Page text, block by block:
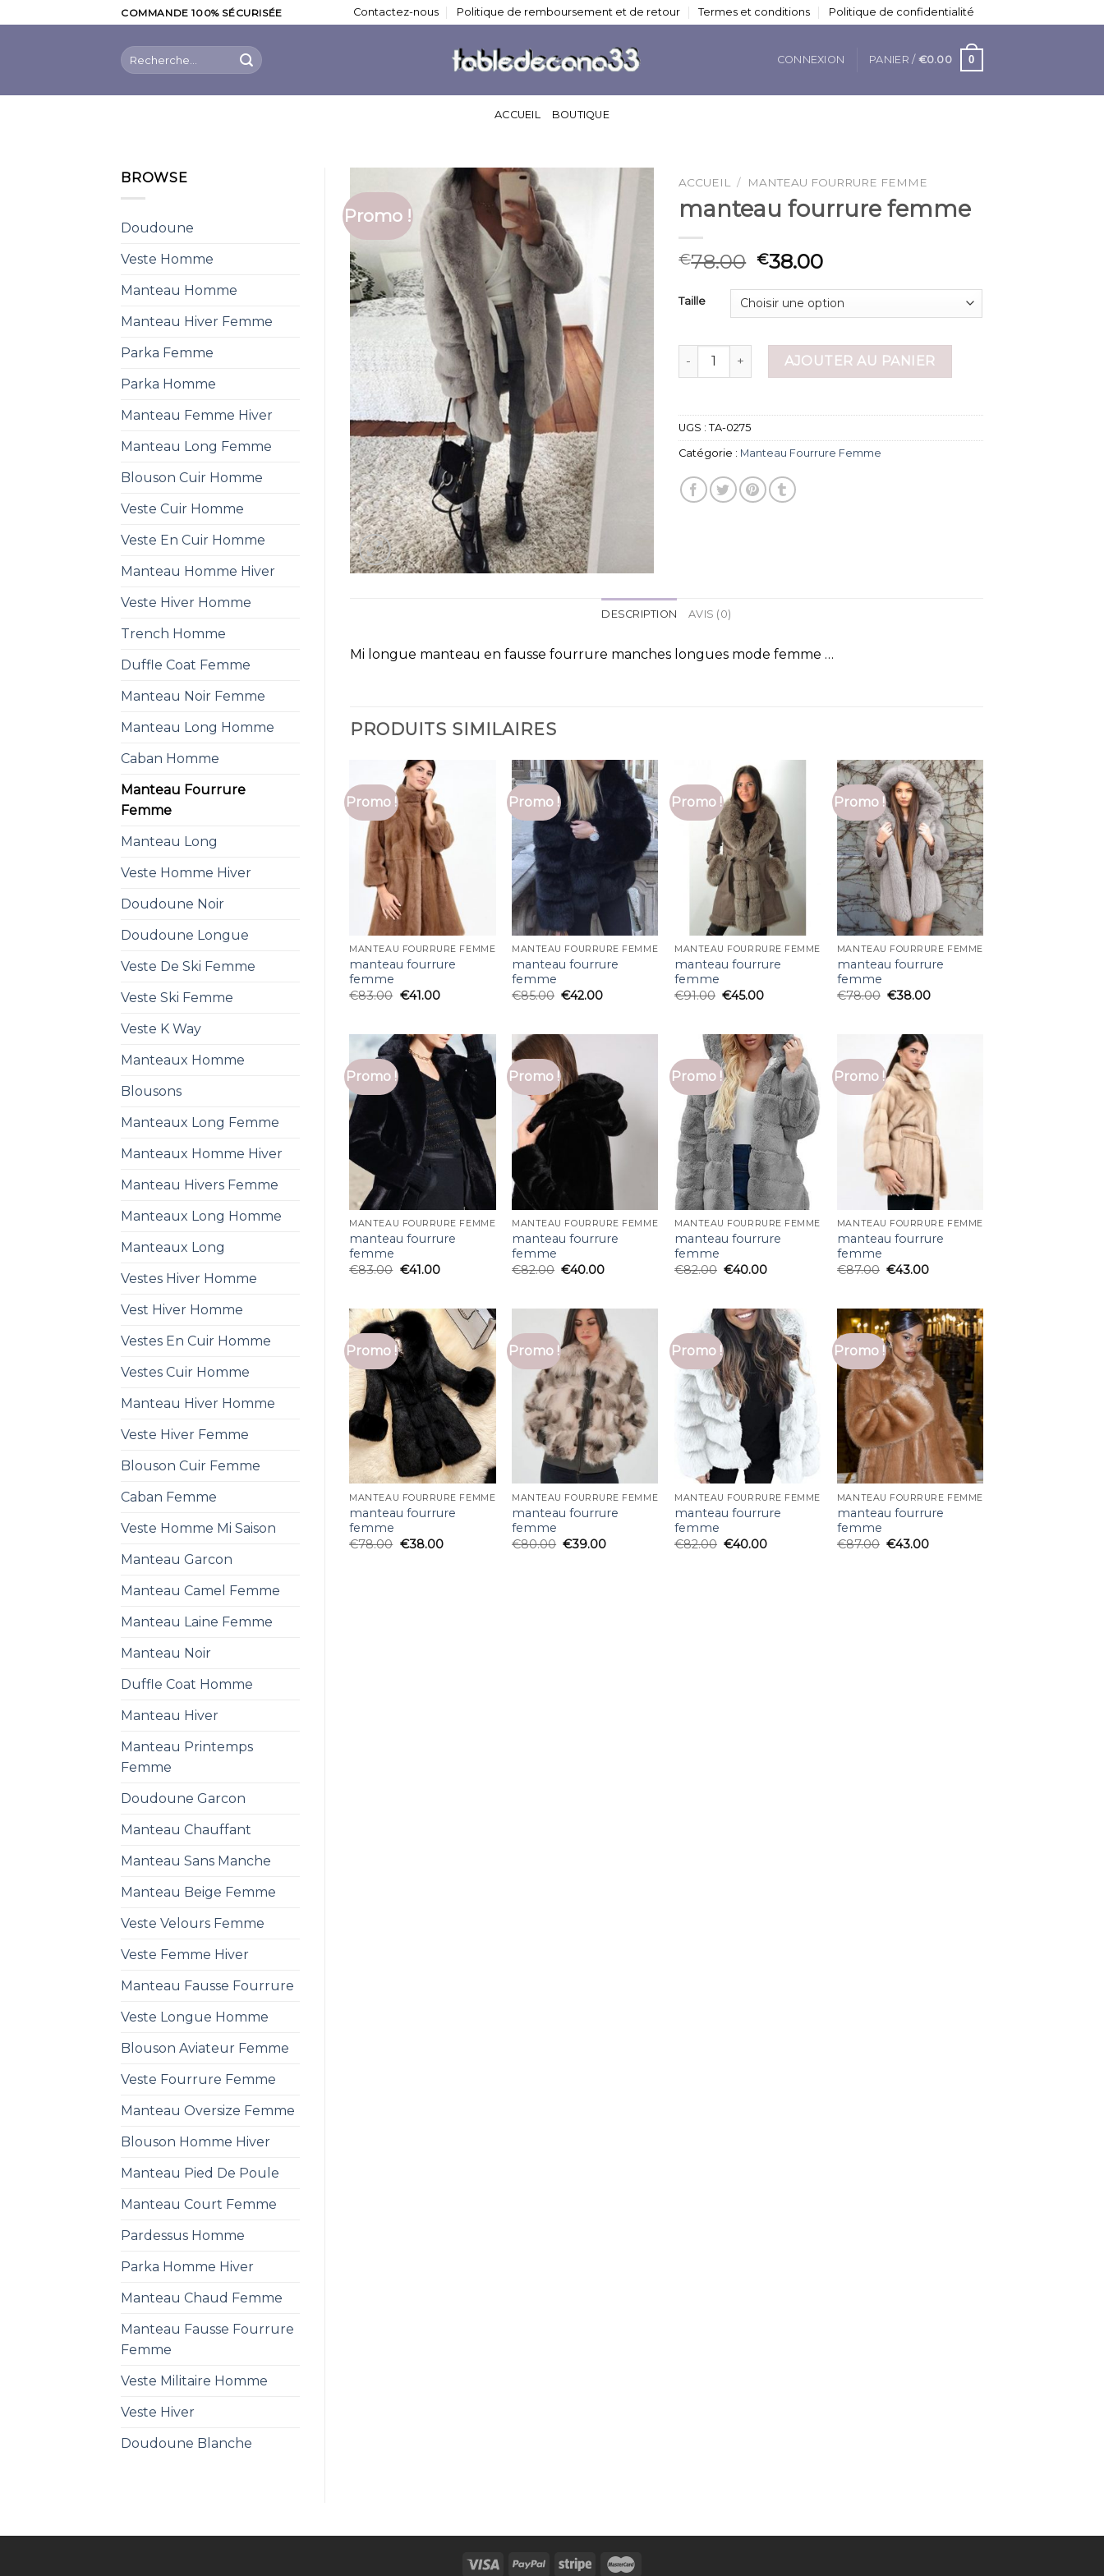
to
COMMANDE 100% SÉCURISÉE Contactez-nous Politique de remboursement et de retour Termes et conditions Politique de confidentialité
Recherche
pour :
CONNEXION PANIER / €0.00 0
ACCUEIL BOUTIQUE
BROWSE
Doudoune
Veste Homme
Manteau Homme
Manteau Hiver Femme
Parka Femme
Parka Homme
Manteau Femme Hiver
Manteau Long Femme
Blouson Cuir Homme
Veste Cuir Homme
Veste En Cuir Homme
Manteau Homme Hiver
Veste Hiver Homme
Trench Homme
Duffle Coat Femme
Manteau Noir Femme
Manteau Long Homme
Caban Homme
Manteau Fourrure
Femme
Manteau Long
Veste Homme Hiver
Doudoune Noir
Doudoune Longue
Veste De Ski Femme
Veste Ski Femme
Veste K Way
Manteaux Homme
Blousons
Manteaux Long Femme
Manteaux Homme Hiver
Manteau Hivers Femme
Manteaux Long Homme
Manteaux Long
Vestes Hiver Homme
Vest Hiver Homme
Vestes En Cuir Homme
Vestes Cuir Homme
Manteau Hiver Homme
Veste Hiver Femme
Blouson Cuir Femme
Caban Femme
Veste Homme Mi Saison
Manteau Garcon
Manteau Camel Femme
Manteau Laine Femme
Manteau Noir
Duffle Coat Homme
Manteau Hiver
Manteau Printemps
Femme
Doudoune Garcon
Manteau Chauffant
Manteau Sans Manche
Manteau Beige Femme
Veste Velours Femme
Veste Femme Hiver
Manteau Fausse Fourrure
Veste Longue Homme
Blouson Aviateur Femme
Veste Fourrure Femme
Manteau Oversize Femme
Blouson Homme Hiver
Manteau Pied De Poule
Manteau Court Femme
Pardessus Homme
Parka Homme Hiver
Manteau Chaud Femme
Manteau Fausse Fourrure
Femme
Veste Militaire Homme
Veste Hiver
Doudoune Blanche
Promo !
ACCUEIL / MANTEAU FOURRURE FEMME
manteau fourrure femme
€78.00 €38.00
Taille
quantité de manteau fourrure femme
AJOUTER AU PANIER
UGS :TA-0275
Catégorie : Manteau Fourrure Femme
DESCRIPTION AVIS (0)
Mi longue manteau en fausse fourrure manches longues mode femme …
PRODUITS SIMILAIRES
Promo !
MANTEAU FOURRURE FEMME
manteau fourrure
femme
€83.00 €41.00
Promo !
MANTEAU FOURRURE FEMME
manteau fourrure
femme
€85.00 €42.00
Promo !
MANTEAU FOURRURE FEMME
manteau fourrure
femme
€91.00 €45.00
Promo !
MANTEAU FOURRURE FEMME
manteau fourrure
femme
€78.00 €38.00
Promo !
MANTEAU FOURRURE FEMME
manteau fourrure
femme
€83.00 €41.00
Promo !
MANTEAU FOURRURE FEMME
manteau fourrure
femme
€82.00 €40.00
Promo !
MANTEAU FOURRURE FEMME
manteau fourrure
femme
€82.00 €40.00
Promo !
MANTEAU FOURRURE FEMME
manteau fourrure
femme
€87.00 €43.00
Promo !
MANTEAU FOURRURE FEMME
manteau fourrure
femme
€78.00 €38.00
Promo !
MANTEAU FOURRURE FEMME
manteau fourrure
femme
€80.00 €39.00
Promo !
MANTEAU FOURRURE FEMME
manteau fourrure
femme
€82.00 €40.00
Promo !
MANTEAU FOURRURE FEMME
manteau fourrure
femme
€87.00 €43.00